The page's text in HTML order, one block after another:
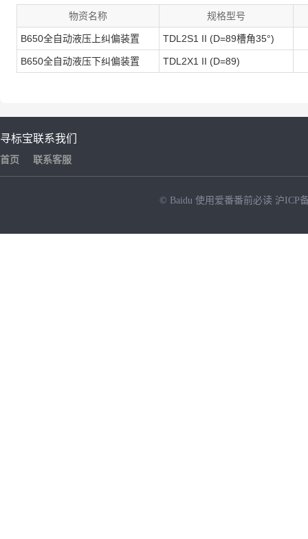
物资名称 规格型号
B650全自动液压上纠偏装置 TDL2S1 II (D=89槽角35°)
B650全自动液压下纠偏装置 TDL2X1 II (D=89)
寻标宝
首页
联系我们
联系客服
© Baidu 使用爱番番前必读 沪ICP